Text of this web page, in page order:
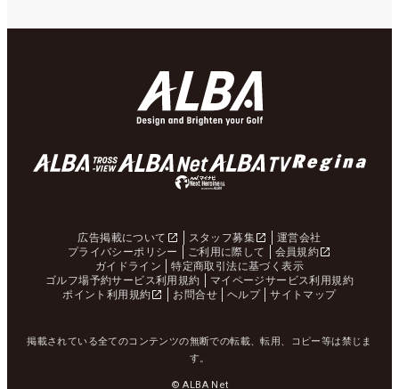
広告掲載について スタッフ募集
運営会社
プライバシーポリシー
ご利用に際して
会員規約
ガイドライン
特定商取引法に基づく表示
ゴルフ場予約サービス利用規約
マイページサービス利用規約
ポイント利用規約
お問合せ ヘルプ サイトマップ
掲載されている全てのコンテンツの無断での転載、転用、コピー等は禁じま
す。
© ALBA Net